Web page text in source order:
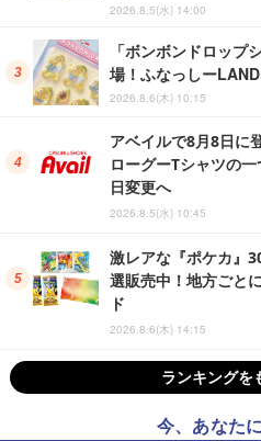
2026.8.5(水) 14:00
「ボンボンドロップ
場！ふなっしー
2026.8.6(木) 10:15
アベイルで8月8日に
ローグーTシャツの
日変更へ
2026.8.5(水) 10:45
激レアな『ポケカ』
選販売中！地方ごと
ド
2026.8.6(木) 14:15
ランキングを
今、あなた